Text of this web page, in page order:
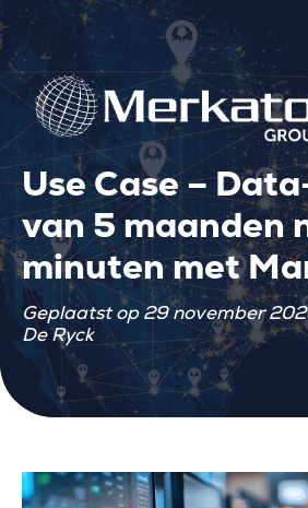
Use Case –
van 5 maanden
minuten met
Geplaatst op 29 november
De Ryck